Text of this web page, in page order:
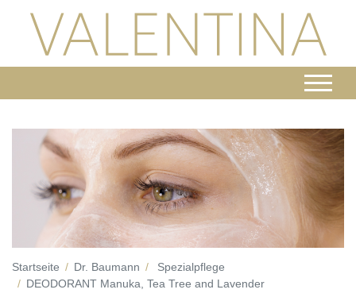
Startseite Dr. Baumann
Spezialpflege
DEODORANT Manuka, Tea Tree and Lavender